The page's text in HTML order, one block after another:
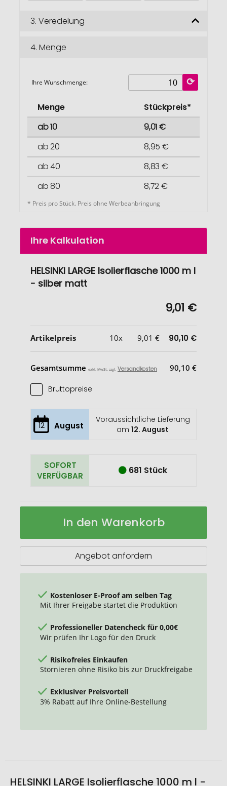
3. Veredelung
4. Menge
Ihre Wunschmenge:
Menge
Stückpreis*
ab 10
9,01 €
ab 20
8,95 €
ab 40
8,83 €
ab 80
8,72 €
* Preis pro Stück. Preis ohne Werbeanbringung
Ihre Kalkulation
HELSINKI LARGE Isolierflasche 1000 m l
- silber matt
9,01 €
Artikelpreis 10x 9,01 € 90,10 €
Gesamtsumme exkl. MwSt. zzgl. Versandkosten 90,10 €
Bruttopreise
12 August
Voraussichtliche Lieferung
am12. August
SOFORT
VERFÜGBAR
681 Stück
HELSINKI
1000
Auf
In den Warenkorb
Angebot anfordern
Kostenloser E-Proof am selben Tag
Mit Ihrer Freigabe startet die Produktion
Professioneller Datencheck für 0,00€
Wir prüfen Ihr Logo für den Druck
Risikofreies Einkaufen
Stornieren ohne Risiko bis zur Druckfreigabe
Exklusiver Preisvorteil
3% Rabatt auf Ihre Online-Bestellung
HELSINKI LARGE Isolierflasche 1000 m l -